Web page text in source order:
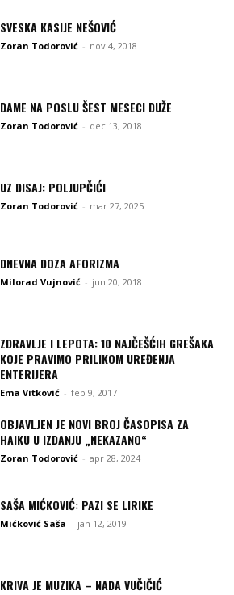
SVESKA KASIJE NEŠOVIĆ
Zoran Todorović - nov 4, 2018
DAME NA POSLU ŠEST MESECI DUŽE
Zoran Todorović - dec 13, 2018
UZ DISAJ: POLJUPČIĆI
Zoran Todorović - mar 27, 2025
DNEVNA DOZA AFORIZMA
Milorad Vujnović - jun 20, 2018
ZDRAVLJE I LEPOTA: 10 NAJČEŠĆIH GREŠAKA
KOJE PRAVIMO PRILIKOM UREĐENJA
ENTERIJERA
Ema Vitković - feb 9, 2017
OBJAVLJEN JE NOVI BROJ ČASOPISA ZA
HAIKU U IZDANJU „NEKAZANO“
Zoran Todorović - apr 28, 2024
SAŠA MIĆKOVIĆ: PAZI SE LIRIKE
Mićković Saša - jan 12, 2019
KRIVA JE MUZIKA – NADA VUČIČIĆ